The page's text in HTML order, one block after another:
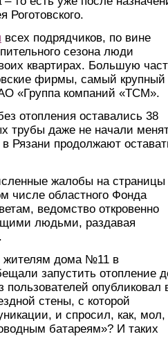
Роготовского.
всех подрядчиков, по вине
сезона люди
квартирах. Большую
фирмы, самый крупный
«Группа компаний «ТСМ».
отопления оставались 38
трубы даже не начали
Рязани продолжают
жалобы на страницы
числе областного Фонда
ведомство откровенно
людьми, раздавая
жителям дома №11 в
запустить отопление
пользователей опубликовал
стены, с которой
и спросил, как, мол,
батареям»? И таких